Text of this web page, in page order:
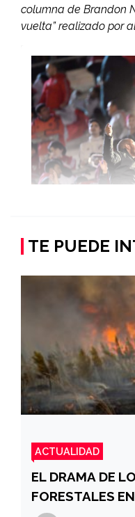
columna de Brandon
vuelta” realizado por
TE PUEDE
ACTUALIDAD
EL DRAMA DE
FORESTALES